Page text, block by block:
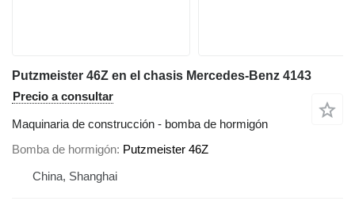
Putzmeister 46Z en el chasis Mercedes-Benz 4143
Precio a consultar
Maquinaria de construcción - bomba de hormigón
Bomba de hormigón Putzmeister 46Z
China, Shanghai